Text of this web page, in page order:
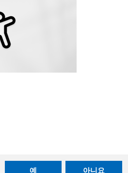
예 아니요